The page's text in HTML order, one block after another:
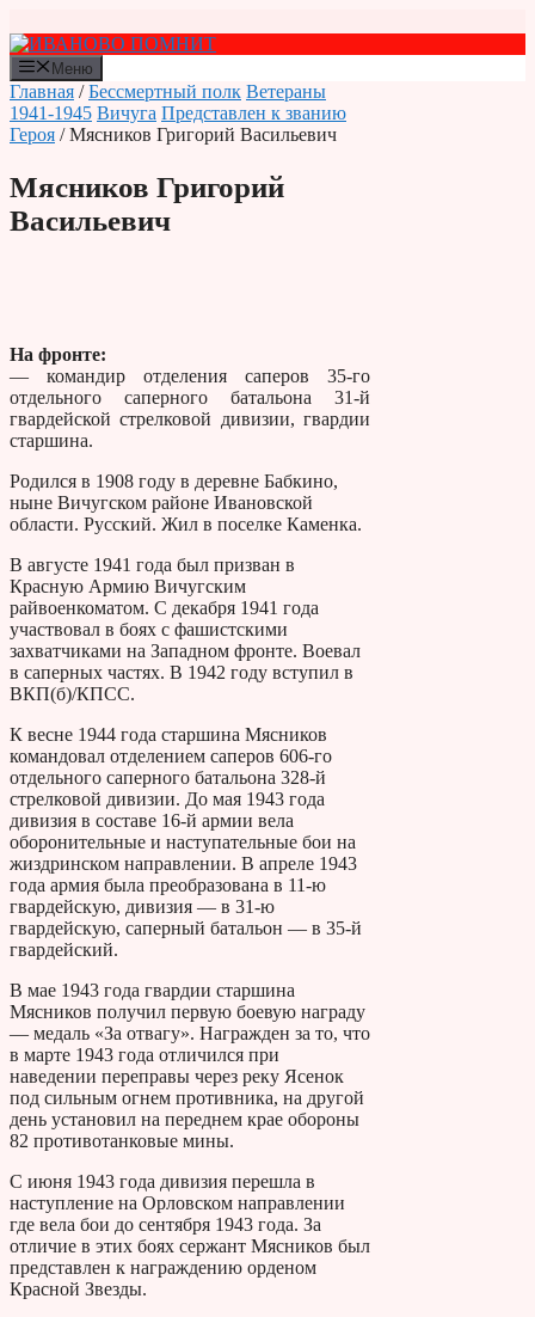
к
содержимому
Меню
Главная /Бессмертный полк Ветераны
1941-1945 Вичуга Представлен к званию
Героя / Мясников Григорий Васильевич
Мясников Григорий
Васильевич
На фронте:
— командир отделения саперов 35-го
отдельного саперного батальона 31-й
гвардейской стрелковой дивизии, гвардии
старшина.
Родился в 1908 году в деревне Бабкино,
ныне Вичугском районе Ивановской
области. Русский. Жил в поселке Каменка.
В августе 1941 года был призван в
Красную Армию Вичугским
райвоенкоматом. С декабря 1941 года
участвовал в боях с фашистскими
захватчиками на Западном фронте. Воевал
в саперных частях. В 1942 году вступил в
ВКП(б)/КПСС.
К весне 1944 года старшина Мясников
командовал отделением саперов 606-го
отдельного саперного батальона 328-й
стрелковой дивизии. До мая 1943 года
дивизия в составе 16-й армии вела
оборонительные и наступательные бои на
жиздринском направлении. В апреле 1943
года армия была преобразована в 11-ю
гвардейскую, дивизия — в 31-ю
гвардейскую, саперный батальон — в 35-й
гвардейский.
В мае 1943 года гвардии старшина
Мясников получил первую боевую награду
— медаль «За отвагу». Награжден за то, что
в марте 1943 года отличился при
наведении переправы через реку Ясенок
под сильным огнем противника, на другой
день установил на переднем крае обороны
82 противотанковые мины.
С июня 1943 года дивизия перешла в
наступление на Орловском направлении
где вела бои до сентября 1943 года. За
отличие в этих боях сержант Мясников был
представлен к награждению орденом
Красной Звезды.